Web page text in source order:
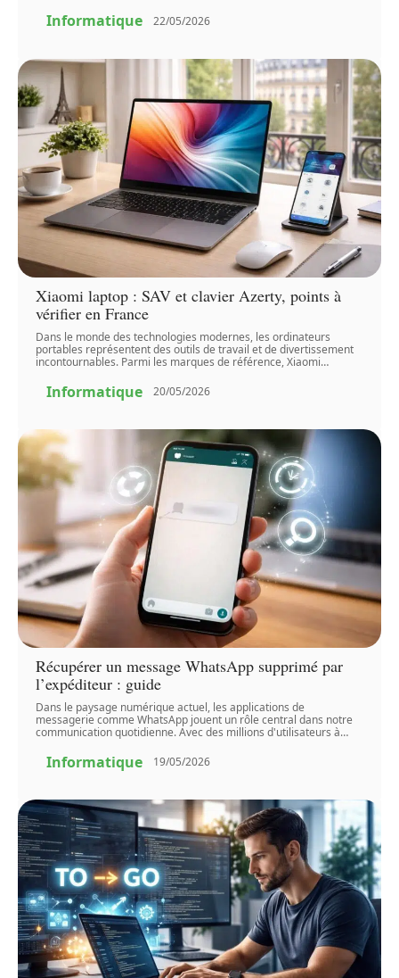
Informatique 22/05/2026
Xiaomi laptop : SAV et clavier Azerty, points à
vérifier en France
Dans le monde des technologies modernes, les ordinateurs
portables représentent des outils de travail et de divertissement
incontournables. Parmi les marques de référence, Xiaomi…
Informatique 20/05/2026
Récupérer un message WhatsApp supprimé par
l’expéditeur : guide
Dans le paysage numérique actuel, les applications de
messagerie comme WhatsApp jouent un rôle central dans notre
communication quotidienne. Avec des millions d'utilisateurs à…
Informatique 19/05/2026